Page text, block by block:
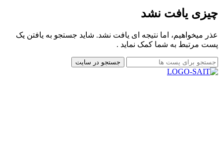
چیزی یافت نشد
عذر میخواهیم، اما نتیجه ای یافت نشد. شاید جستجو به یافتن یک
پست مرتبط به شما کمک نماید .
جستجو در سایت